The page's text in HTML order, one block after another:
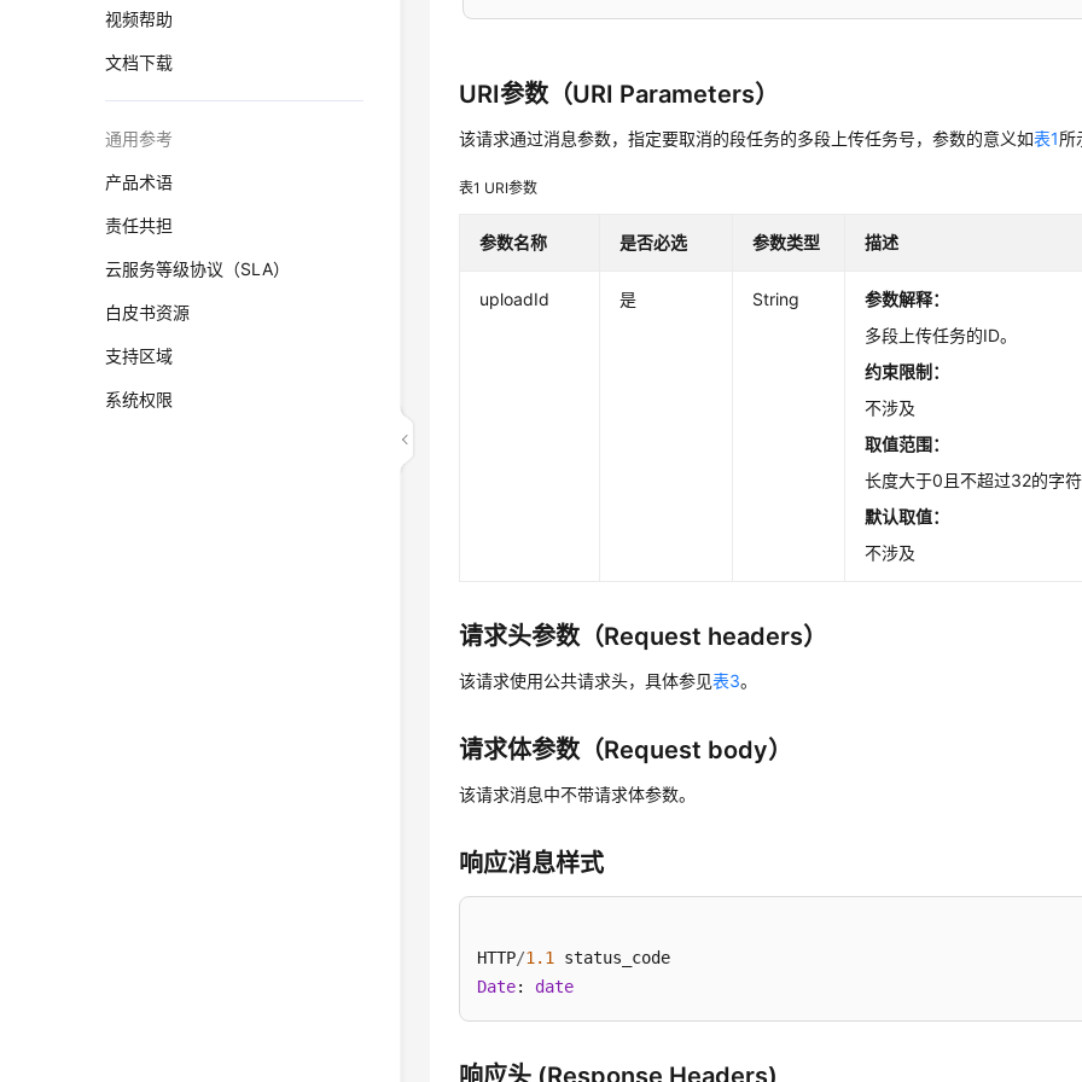
视频帮助
文档下载
通用参考
产品术语
责任共担
云服务等级协议（SLA）
白皮书资源
支持区域
系统权限
URI参数（URI Parameters）
该请求通过消息参数，指定要取消的段任务的多段上传任务号，参数的意义如表1所
表1 URI参数
参数名称 是否必选 参数类型 描述
uploadId 是 String
参数解释：
多段上传任务的ID。
约束限制：
不涉及
取值范围：
长度大于0且不超过32的字符
默认取值：
不涉及
请求头参数（Request headers）
该请求使用公共请求头，具体参见表3。
请求体参数（Request body）
该请求消息中不带请求体参数。
响应消息样式
HTTP/1.1
Date: date
响应头 (Response Headers)